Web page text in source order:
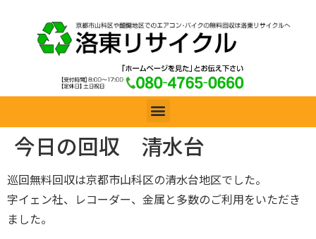
今日の回収 清水台
巡回無料回収は京都市山科区の清水台地区でした。
字イェン社、レコーダー、金属と多数のご利用をいただき
ました。